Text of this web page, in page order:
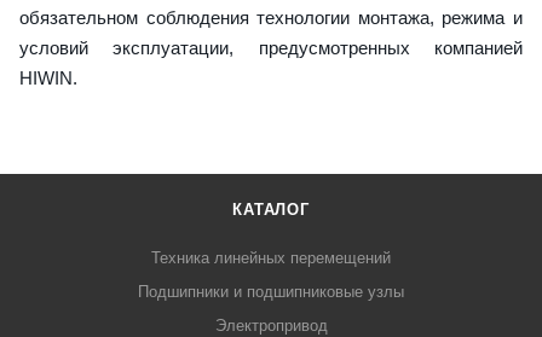
обязательном соблюдения технологии монтажа, режима и
условий эксплуатации, предусмотренных компанией
HIWIN.
КАТАЛОГ
Техника линейных перемещений
Подшипники и подшипниковые узлы
Электропривод